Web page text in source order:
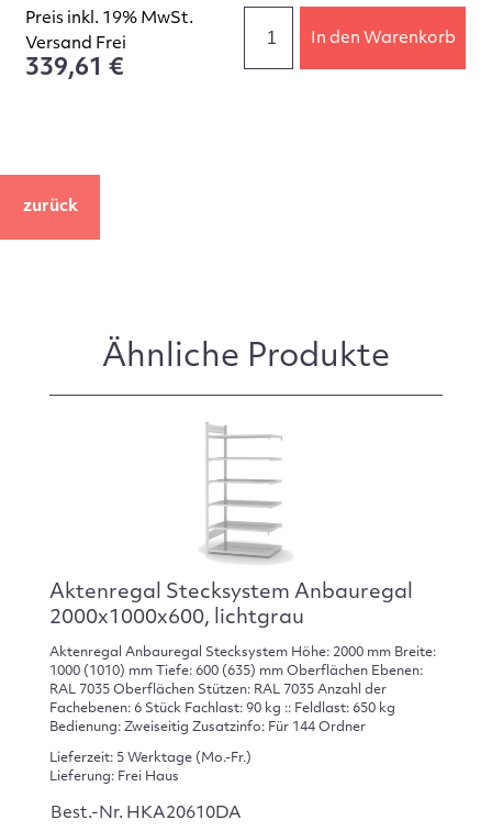
Preis inkl. 19% MwSt.
Versand Frei
339,61 €
In den Warenkorb
zurück
Ähnliche Produkte
Aktenregal Stecksystem Anbauregal
2000x1000x600, lichtgrau
Aktenregal Anbauregal Stecksystem Höhe: 2000 mm Breite:
1000 (1010) mm Tiefe: 600 (635) mm Oberflächen Ebenen:
RAL 7035 Oberflächen Stützen: RAL 7035 Anzahl der
Fachebenen: 6 Stück Fachlast: 90 kg :: Feldlast: 650 kg
Bedienung: Zweiseitig Zusatzinfo: Für 144 Ordner
Lieferzeit: 5 Werktage (Mo.-Fr.)
Lieferung: Frei Haus
Best.-Nr. HKA20610DA